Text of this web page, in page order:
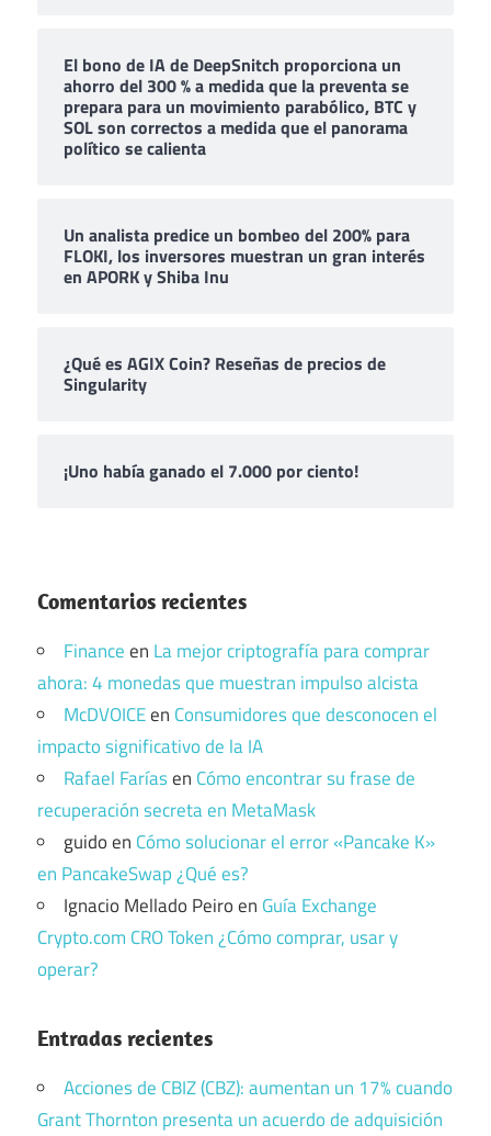
El bono de IA de DeepSnitch proporciona un
ahorro del 300 % a medida que la preventa se
prepara para un movimiento parabólico, BTC y
SOL son correctos a medida que el panorama
político se calienta
Un analista predice un bombeo del 200% para
FLOKI, los inversores muestran un gran interés
en APORK y Shiba Inu
¿Qué es AGIX Coin? Reseñas de precios de
Singularity
¡Uno había ganado el 7.000 por ciento!
Comentarios recientes
Financeen La mejor criptografía para comprar
ahora: 4 monedas que muestran impulso alcista
McDVOICEen Consumidores que desconocen el
impacto significativo de la IA
Rafael Faríasen Cómo encontrar su frase de
recuperación secreta en MetaMask
guidoen Cómo solucionar el error «Pancake K»
en PancakeSwap ¿Qué es?
Ignacio Mellado Peiroen Guía Exchange
Crypto.com CRO Token ¿Cómo comprar, usar y
operar?
Entradas recientes
Acciones de CBIZ (CBZ): aumentan un 17% cuando
Grant Thornton presenta un acuerdo de adquisición